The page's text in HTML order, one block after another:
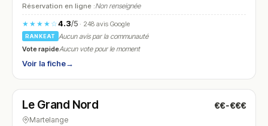
Réservation en ligne :Non renseignée
★★★★☆4.3/5· 248 avis Google
RANKEAT
Aucun avis par la communauté
Vote rapideAucun vote pour le moment
Voir la fiche→
N° 6
Le Grand Nord €€-€€€
Martelange